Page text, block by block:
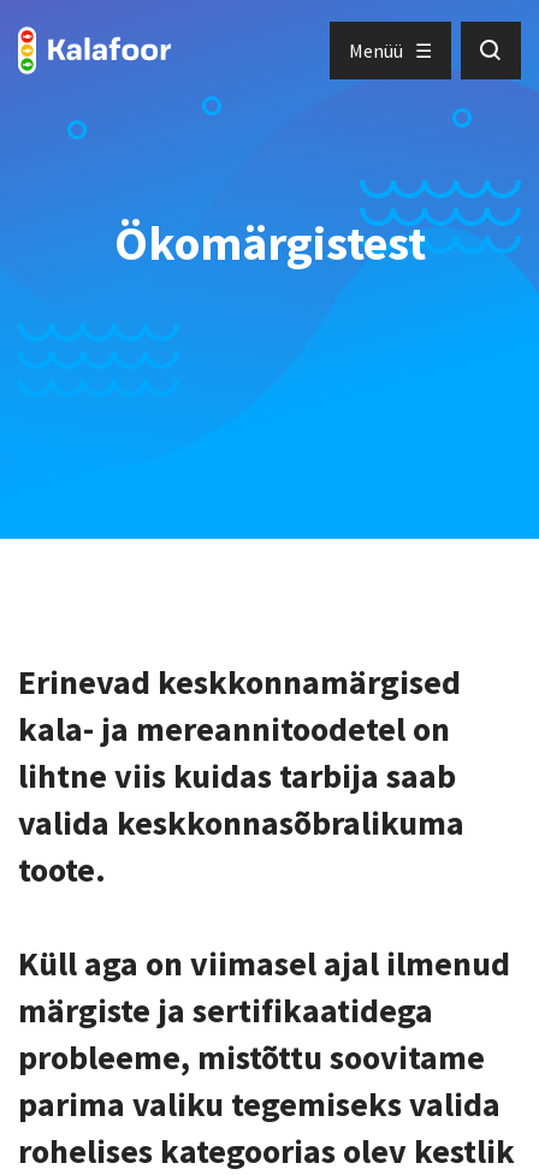
Menüü
Ökomärgistest
Erinevad keskkonnamärgised
kala- ja mereannitoodetel on
lihtne viis kuidas tarbija saab
valida keskkonnasõbralikuma
toote.
Küll aga on viimasel ajal ilmenud
märgiste ja sertifikaatidega
probleeme, mistõttu soovitame
parima valiku tegemiseks valida
rohelises kategoorias olev kestlik